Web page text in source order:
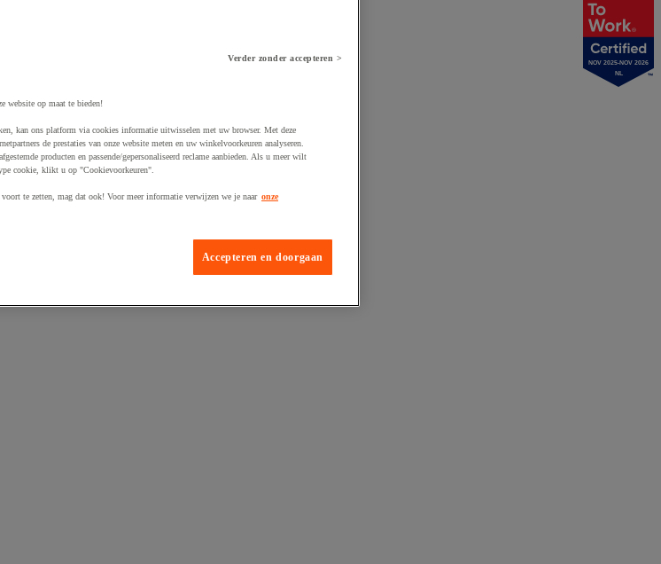
NOV 2025-NOV 2026
NL
Verder zonder accepteren >
website op maat te bieden!
kan ons platform via cookies informatie uitwisselen met uw browser. Met deze
de prestaties van onze website meten en uw winkelvoorkeuren analyseren.
producten en passende/gepersonaliseerd reclame aanbieden. Als u meer wilt
cookie, klikt u op "Cookievoorkeuren".
te zetten, mag dat ook! Voor meer informatie verwijzen we je naar onze
Accepteren en doorgaan